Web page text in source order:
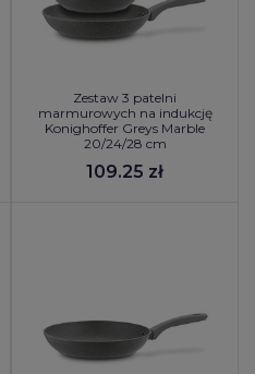
Zestaw 3 patelni
marmurowych na indukcję
Konighoffer Greys Marble
20/24/28 cm
109.25 zł